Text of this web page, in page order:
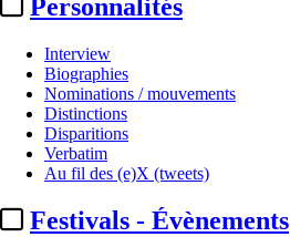
Personnalités
Interview
Biographies
Nominations / mouvements
Distinctions
Disparitions
Verbatim
Au fil des (e)X (tweets)
Festivals - Évènements